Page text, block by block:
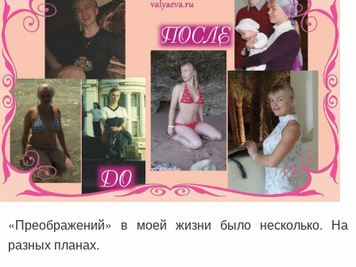
«Преображений» в моей жизни было несколько. На
разных планах.